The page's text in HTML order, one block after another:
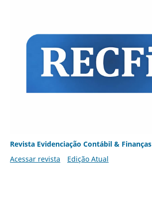
Revista Evidenciação Contábil & Finanças
Acessar revista
Edição Atual